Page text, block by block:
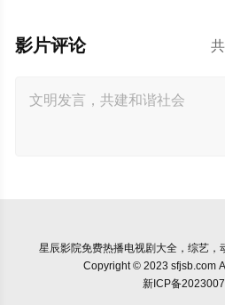
影片评论
星辰影院免费热播电视剧大全，综艺，
Copyright © 2023 sfjsb.com
新ICP备